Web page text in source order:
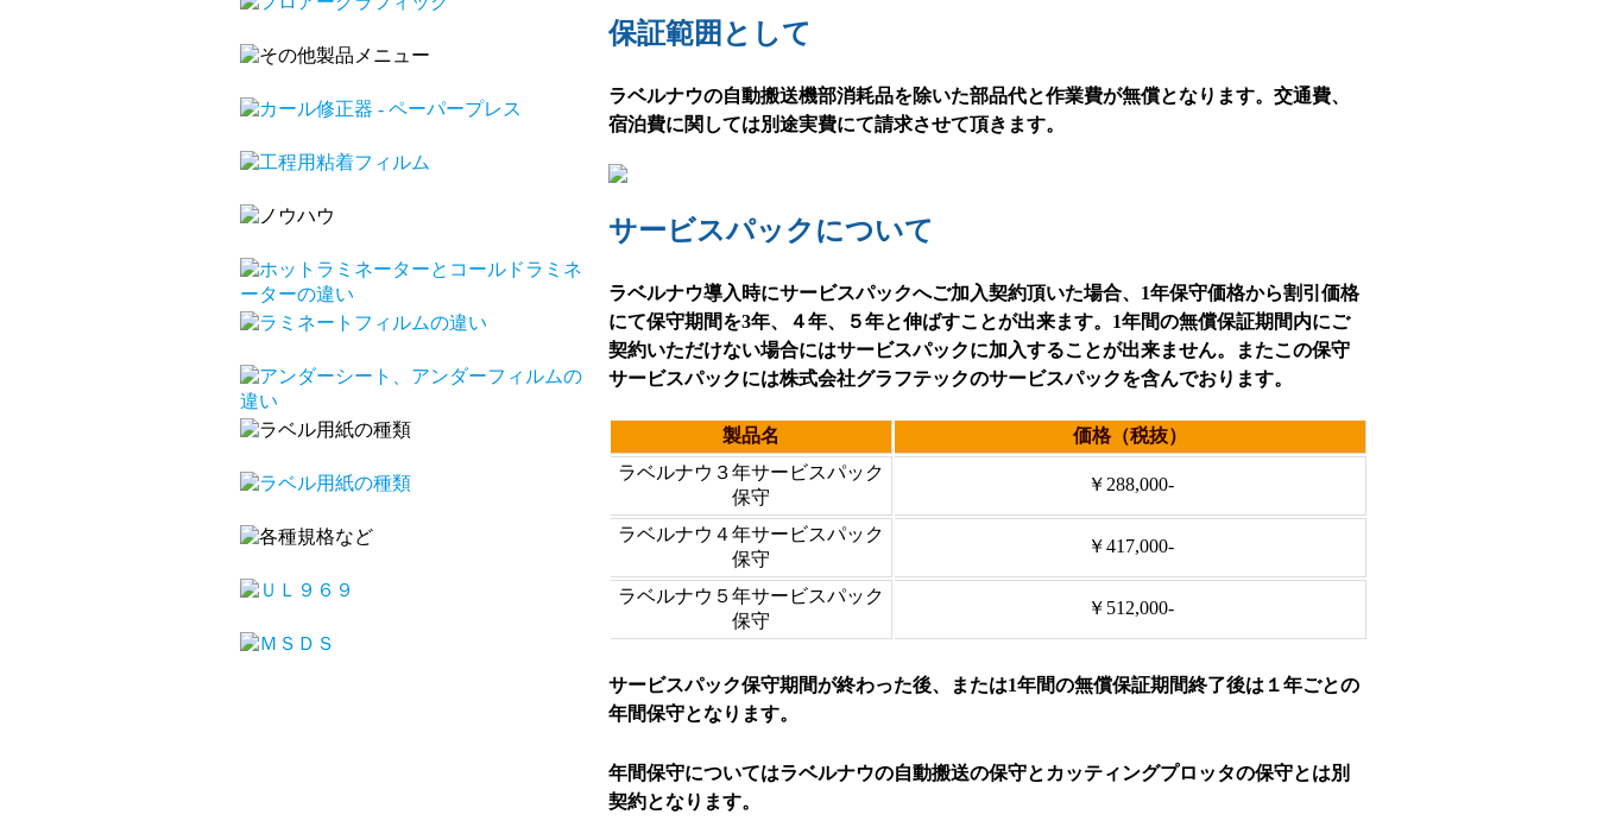
保証範囲として
ラベルナウの自動搬送機部消耗品を除いた部品代と作業費が無償となります。交通費、
宿泊費に関しては別途実費にて請求させて頂きます。
サービスパックについて
ラベルナウ導入時にサービスパックへご加入契約頂いた場合、1年保守価格から割引価格
にて保守期間を3年、４年、５年と伸ばすことが出来ます。1年間の無償保証期間内にご
契約いただけない場合にはサービスパックに加入することが出来ません。またこの保守
サービスパックには株式会社グラフテックのサービスパックを含んでおります。
製品名
価格（税抜）
ラベルナウ３年サービスパック
保守
￥288,000-
ラベルナウ４年サービスパック
保守
￥417,000-
ラベルナウ５年サービスパック
保守
￥512,000-
サービスパック保守期間が終わった後、または1年間の無償保証期間終了後は１年ごとの
年間保守となります。
年間保守についてはラベルナウの自動搬送の保守とカッティングプロッタの保守とは別
契約となります。